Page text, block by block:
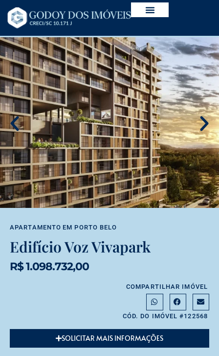
APARTAMENTO EM PORTO BELO
Edifício Voz Vivapark
R$ 1.098.732,00
COMPARTILHAR IMÓVEL
CÓD. DO IMÓVEL #122568
SOLICITAR MAIS INFORMAÇÕES